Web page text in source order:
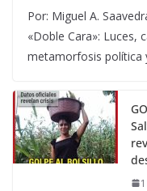
Por: Miguel A.
«Doble Cara»: Luces,
metamorfosis política